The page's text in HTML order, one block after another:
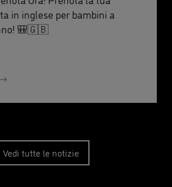
in inglese per bambini a
🎒🇬🇧
Vedi tutte le notizie